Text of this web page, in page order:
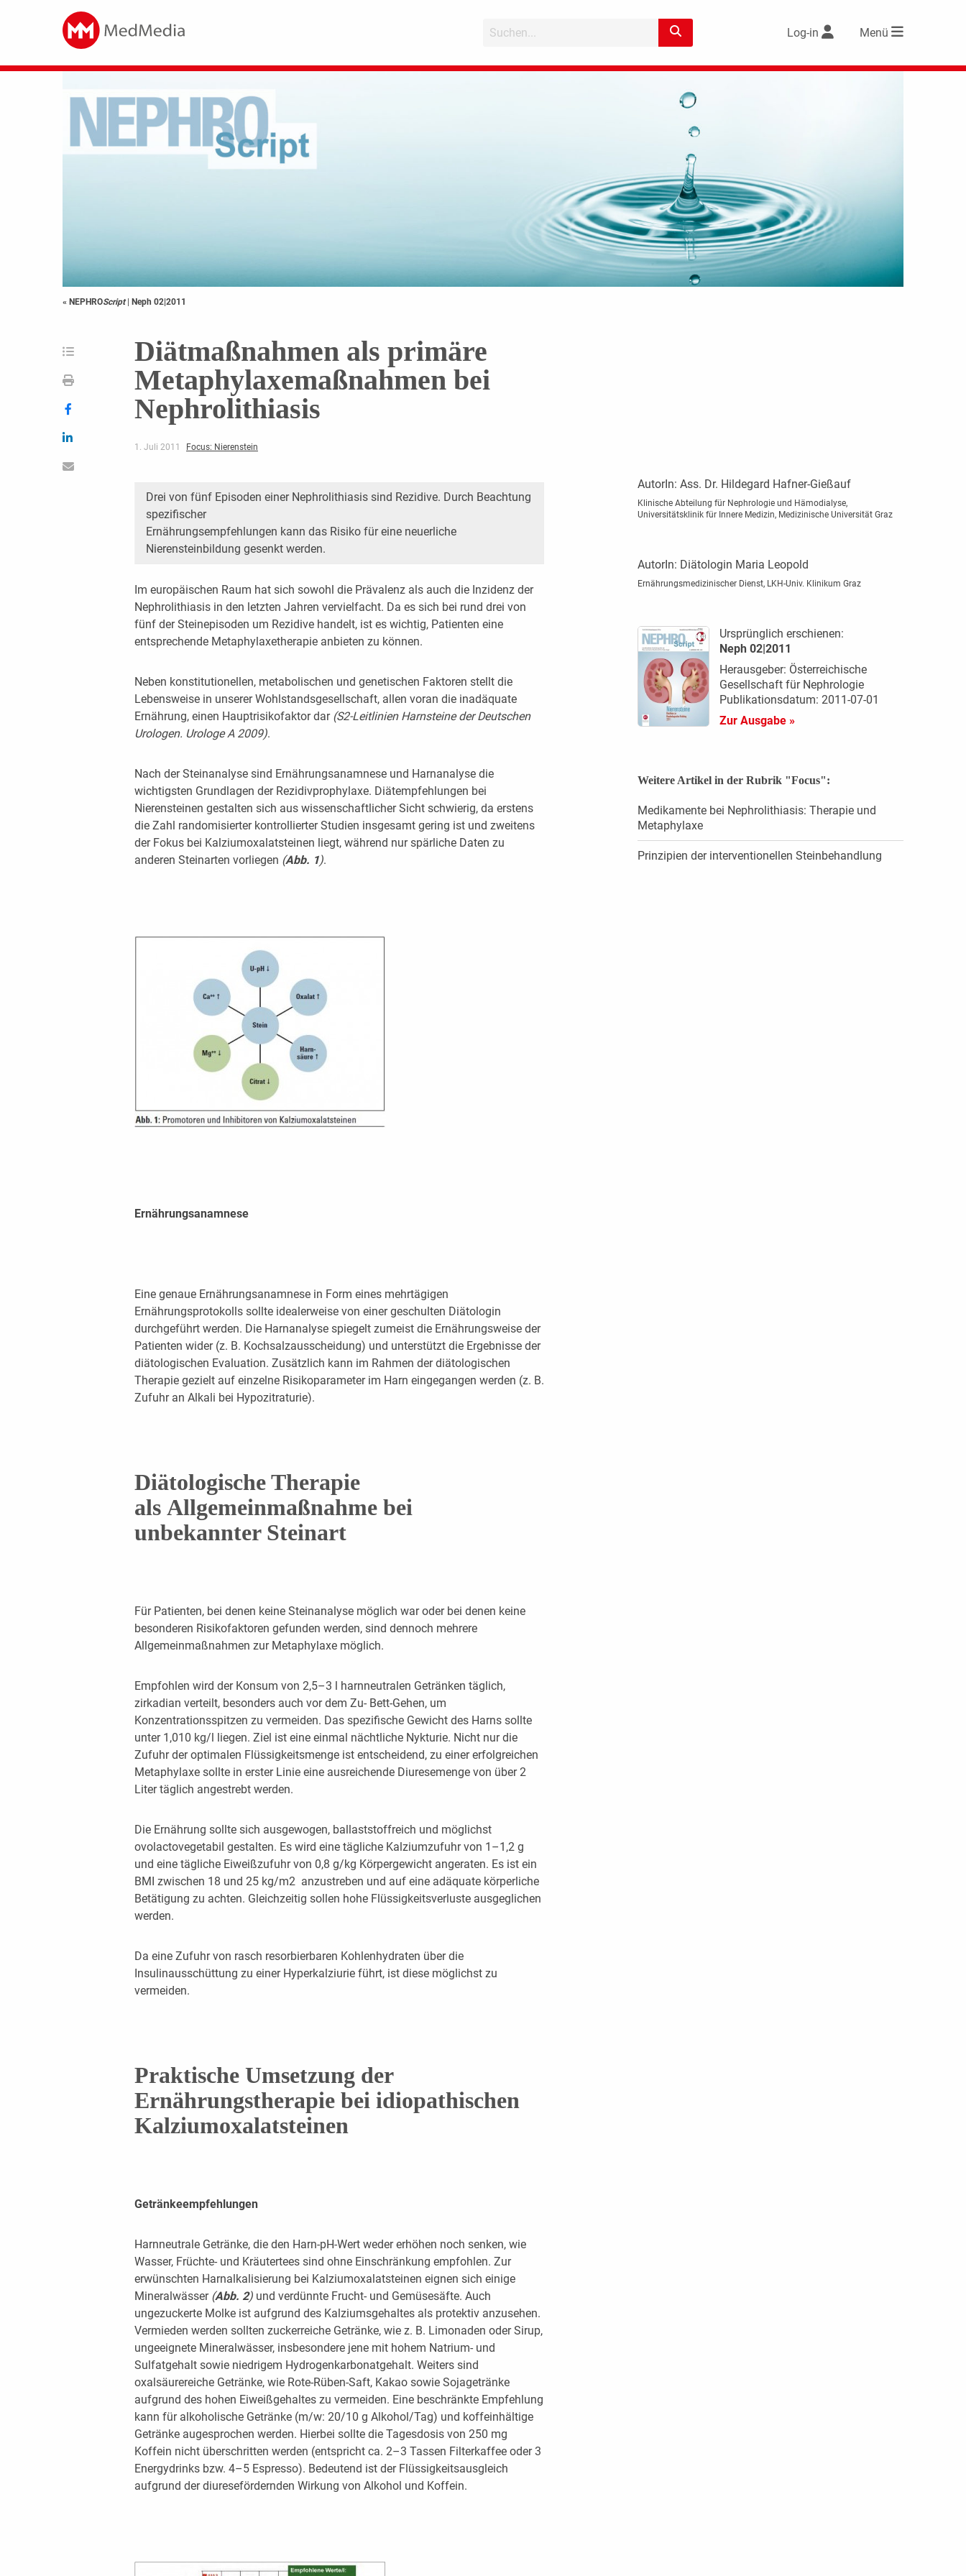
Log-in Menü
« NEPHROScript | Neph 02|2011
Diätmaßnahmen als primäre
Metaphylaxemaßnahmen bei
Nephrolithiasis
1. Juli 2011 Focus: Nierenstein
Drei von fünf Episoden einer Nephrolithiasis sind Rezidive. Durch Beachtung
spezifischer
Ernährungsempfehlungen kann das Risiko für eine neuerliche
Nierensteinbildung gesenkt werden.
Im europäischen Raum hat sich sowohl die Prävalenz als auch die Inzidenz der
Nephrolithiasis in den letzten Jahren vervielfacht. Da es sich bei rund drei von
fünf der Steinepisoden um Rezidive handelt, ist es wichtig, Patienten eine
entsprechende Metaphylaxetherapie anbieten zu können.
Neben konstitutionellen, metabolischen und genetischen Faktoren stellt die
Lebensweise in unserer Wohlstandsgesellschaft, allen voran die inadäquate
Ernährung, einen Hauptrisikofaktor dar (S2-Leitlinien Harnsteine derDeutschen
Urologen. UrologeA 2009).
Nach der Steinanalyse sind Ernährungsanamnese und Harnanalyse die
wichtigsten Grundlagen der Rezidivprophylaxe. Diätempfehlungen bei
Nierensteinen gestalten sich aus wissenschaftlicher Sicht schwierig, da erstens
die Zahl randomisierter kontrollierter Studien insgesamt gering ist und zweitens
der Fokus bei Kalziumoxalatsteinen liegt, während nur spärliche Daten zu
anderen Steinarten vorliegen (Abb. 1).
Ernährungsanamnese
Eine genaue Ernährungsanamnese in Form eines mehrtägigen
Ernährungsprotokolls sollte idealerweise von einer geschulten Diätologin
durchgeführt werden. Die Harnanalyse spiegelt zumeist die Ernährungsweise der
Patienten wider (z. B. Kochsalzausscheidung) und unterstützt die Ergebnisse der
diätologischen Evaluation. Zusätzlich kann im Rahmen der diätologischen
Therapie gezielt auf einzelne Risikoparameter im Harn eingegangen werden (z. B.
Zufuhr an Alkali bei Hypozitraturie).
Diätologische Therapie
als Allgemeinmaßnahme bei
unbekannter Steinart
Für Patienten, bei denen keine Steinanalyse möglich war oder bei denen keine
besonderen Risikofaktoren gefunden werden, sind dennoch mehrere
Allgemeinmaßnahmen zur Metaphylaxe möglich.
Empfohlen wird der Konsum von 2,5–3 l harnneutralen Getränken täglich,
zirkadian verteilt, besonders auch vor dem Zu- Bett-Gehen, um
Konzentrationsspitzen zu vermeiden. Das spezifische Gewicht des Harns sollte
unter 1,010 kg/l liegen. Ziel ist eine einmal nächtliche Nykturie. Nicht nur die
Zufuhr der optimalen Flüssigkeitsmenge ist entscheidend, zu einer erfolgreichen
Metaphylaxe sollte in erster Linie eine ausreichende Diuresemenge von über 2
Liter täglich angestrebt werden.
Die Ernährung sollte sich ausgewogen, ballaststoffreich und möglichst
ovolactovegetabil gestalten. Es wird eine tägliche Kalziumzufuhr von 1–1,2 g
und eine tägliche Eiweißzufuhr von 0,8 g/kg Körpergewicht angeraten. Es ist ein
BMI zwischen 18 und 25 kg/m2 anzustreben und auf eine adäquate körperliche
Betätigung zu achten. Gleichzeitig sollen hohe Flüssigkeitsverluste ausgeglichen
werden.
Da eine Zufuhr von rasch resorbierbaren Kohlenhydraten über die
Insulinausschüttung zu einer Hyperkalziurie führt, ist diese möglichst zu
vermeiden.
Praktische Umsetzung der
Ernährungstherapie bei idiopathischen
Kalziumoxalatsteinen
Getränkeempfehlungen
Harnneutrale Getränke, die den Harn-pH-Wert weder erhöhen noch senken, wie
Wasser, Früchte- und Kräutertees sind ohne Einschränkung empfohlen. Zur
erwünschten Harnalkalisierung bei Kalziumoxalatsteinen eignen sich einige
Mineralwässer (Abb. 2) und verdünnte Frucht- und Gemüsesäfte. Auch
ungezuckerte Molke ist aufgrund des Kalziumsgehaltes als protektiv anzusehen.
Vermieden werden sollten zuckerreiche Getränke, wie z. B. Limonaden oder Sirup,
ungeeignete Mineralwässer, insbesondere jene mit hohem Natrium- und
Sulfatgehalt sowie niedrigem Hydrogenkarbonatgehalt. Weiters sind
oxalsäurereiche Getränke, wie Rote-Rüben-Saft, Kakao sowie Sojagetränke
aufgrund des hohen Eiweißgehaltes zu vermeiden. Eine beschränkte Empfehlung
kann für alkoholische Getränke (m/w: 20/10 g Alkohol/Tag) und koffeinhältige
Getränke augesprochen werden. Hierbei sollte die Tagesdosis von 250 mg
Koffein nicht überschritten werden (entspricht ca. 2–3 Tassen Filterkaffee oder 3
Energydrinks bzw. 4–5 Espresso). Bedeutend ist der Flüssigkeitsausgleich
aufgrund der diuresefördernden Wirkung von Alkohol und Koffein.
AutorIn: Ass. Dr. Hildegard Hafner-Gießauf
Klinische Abteilung für Nephrologie und Hämodialyse,
Universitätsklinik für Innere Medizin, Medizinische Universität Graz
AutorIn: Diätologin Maria Leopold
Ernährungsmedizinischer Dienst, LKH-Univ. Klinikum Graz
Ursprünglich erschienen:
Neph 02|2011
Herausgeber: Österreichische
Gesellschaft für Nephrologie
Publikationsdatum: 2011-07-01
Zur Ausgabe »
Weitere Artikel in der Rubrik "Focus":
Medikamente bei Nephrolithiasis: Therapie und
Metaphylaxe
Prinzipien der interventionellen Steinbehandlung